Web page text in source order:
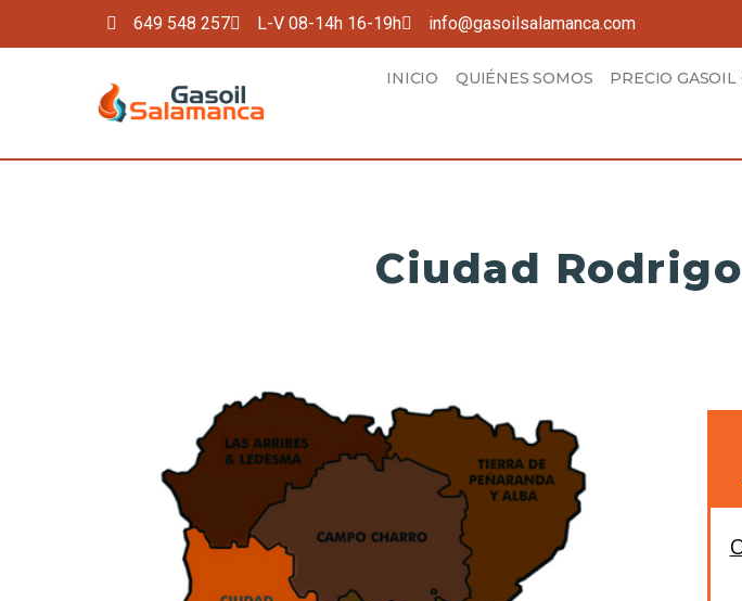
649 548 257 L-V 08-14h 16-19h info@gasoilsalamanca.com
INICIO QUIÉNES SOMOS PRECIO GASOIL
Ciudad Rodrigo